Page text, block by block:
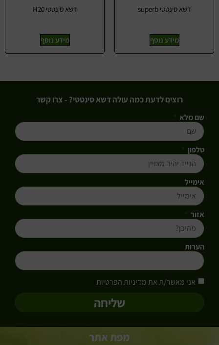
דשא סינטטי superb
מידע נוסף
דשא סינטטי H20
מידע נוסף
רוצים לדעת כמה עולה דשא סינטטי? - צרו קשר
שם מלא
טלפון
אימייל
אזור
הערות
אני מאשר/ת את מדיניות הפרטיות
שליחה
מפת אתר